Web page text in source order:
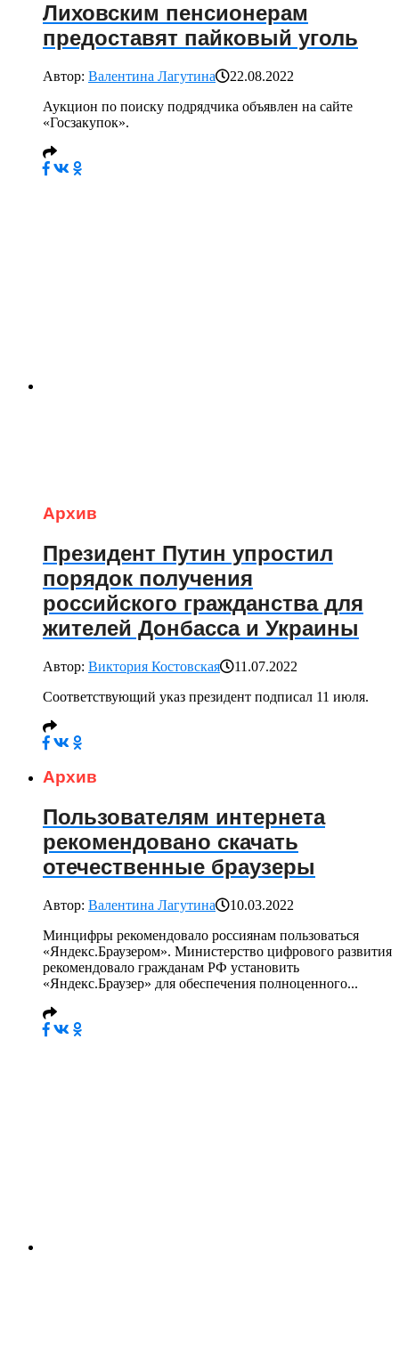
Лиховским пенсионерам
предоставят пайковый уголь
Автор: Валентина Лагутина
22.08.2022
Аукцион по поиску подрядчика объявлен на сайте
«Госзакупок».
Архив
Президент Путин упростил
порядок получения
российского гражданства для
жителей Донбасса и Украины
Автор: Виктория Костовская
11.07.2022
Соответствующий указ президент подписал 11 июля.
Архив
Пользователям интернета
рекомендовано скачать
отечественные браузеры
Автор: Валентина Лагутина
10.03.2022
Минцифры рекомендовало россиянам пользоваться
«Яндекс.Браузером». Министерство цифрового развития
рекомендовало гражданам РФ установить
«Яндекс.Браузер» для обеспечения полноценного...